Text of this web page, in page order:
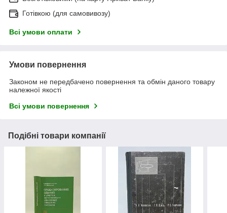
Готівкою (для самовивозу)
Всі умови оплати
Умови повернення
Законом не передбачено повернення та обмін даного товару
належної якості
Всі умови повернення
Подібні товари компанії